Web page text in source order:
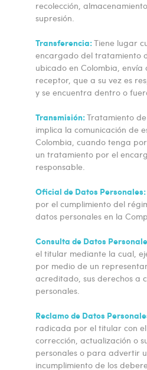
recolección,
supresión.
Transferencia:Tiene lugar
encargado del tratamiento
ubicado en Colombia, envía
receptor, que a su vez es
y se encuentra dentro o
Transmisión:Tratamiento
implica la comunicación de
Colombia, cuando tenga
un tratamiento por el
responsable.
Oficial de Datos Personales:
por el cumplimiento del
datos personales en la
Consulta de Datos
el titular mediante la cual,
por medio de un
acreditado, sus derechos a
personales.
Reclamo de Datos
radicada por el titular con
corrección, actualización o
personales o para advertir
incumplimiento de los